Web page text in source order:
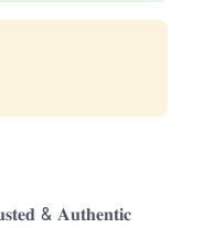
& 𝐀𝐮𝐭𝐡𝐞𝐧𝐭𝐢𝐜